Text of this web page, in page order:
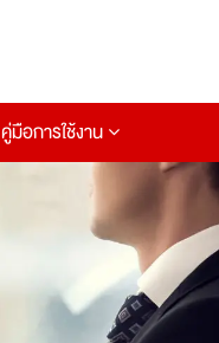
คู่มือการใช้งาน